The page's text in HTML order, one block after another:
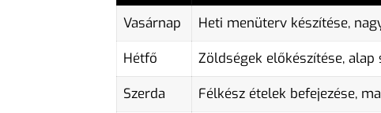
Vasárnap
Heti menüterv készítése,
Hétfő
Zöldségek előkészítése,
Szerda
Félkész ételek befejezése,